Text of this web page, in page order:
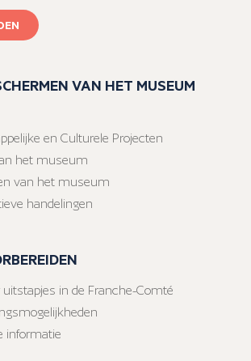
VAN HET MUSEUM
en Culturele Projecten
het museum
van het museum
handelingen
uitstapjes in de Franche-Comté
informatie